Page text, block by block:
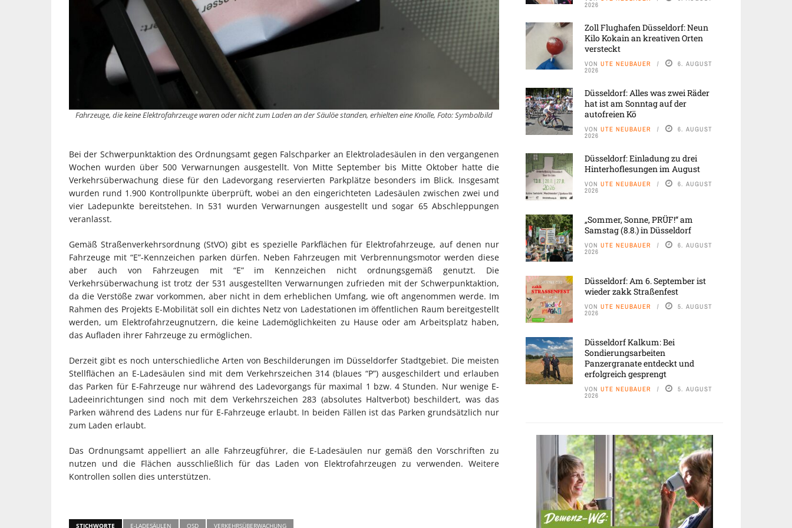
Fahrzeuge, die keine Elektrofahrzeuge waren oder nicht zum Laden an der Säulöe standen, erhielten eine Knolle, Foto: Symbolbild
Bei der Schwerpunktaktion des Ordnungsamt gegen Falschparker an Elektroladesäulen in den vergangenen
Wochen wurden über 500 Verwarnungen ausgestellt. Von Mitte September bis Mitte Oktober hatte die
Verkehrsüberwachung diese für den Ladevorgang reservierten Parkplätze besonders im Blick. Insgesamt
wurden rund 1.900 Kontrollpunkte überprüft, wobei an den eingerichteten Ladesäulen zwischen zwei und
vier Ladepunkte bereitstehen. In 531 wurden Verwarnungen ausgestellt und sogar 65 Abschleppungen
veranlasst.
Gemäß Straßenverkehrsordnung (StVO) gibt es spezielle Parkflächen für Elektrofahrzeuge, auf denen nur
Fahrzeuge mit “E”-Kennzeichen parken dürfen. Neben Fahrzeugen mit Verbrennungsmotor werden diese
aber auch von Fahrzeugen mit “E” im Kennzeichen nicht ordnungsgemäß genutzt. Die
Verkehrsüberwachung ist trotz der 531 ausgestellten Verwarnungen zufrieden mit der Schwerpunktaktion,
da die Verstöße zwar vorkommen, aber nicht in dem erheblichen Umfang, wie oft angenommen werde. Im
Rahmen des Projekts E-Mobilität soll ein dichtes Netz von Ladestationen im öffentlichen Raum bereitgestellt
werden, um Elektrofahrzeugnutzern, die keine Lademöglichkeiten zu Hause oder am Arbeitsplatz haben,
das Aufladen ihrer Fahrzeuge zu ermöglichen.
Derzeit gibt es noch unterschiedliche Arten von Beschilderungen im Düsseldorfer Stadtgebiet. Die meisten
Stellflächen an E-Ladesäulen sind mit dem Verkehrszeichen 314 (blaues “P”) ausgeschildert und erlauben
das Parken für E-Fahrzeuge nur während des Ladevorgangs für maximal 1 bzw. 4 Stunden. Nur wenige E-
Ladeeinrichtungen sind noch mit dem Verkehrszeichen 283 (absolutes Haltverbot) beschildert, was das
Parken während des Ladens nur für E-Fahrzeuge erlaubt. In beiden Fällen ist das Parken grundsätzlich nur
zum Laden erlaubt.
Das Ordnungsamt appelliert an alle Fahrzeugführer, die E-Ladesäulen nur gemäß den Vorschriften zu
nutzen und die Flächen ausschließlich für das Laden von Elektrofahrzeugen zu verwenden. Weitere
Kontrollen sollen dies unterstützen.
STICHWORTE E-LADESÄULEN OSD VERKEHRSÜBERWACHUNG
2026
Zoll Flughafen Düsseldorf: Neun
Kilo Kokain an kreativen Orten
versteckt
VON UTE NEUBAUER 6. AUGUST
2026
Düsseldorf: Alles was zwei Räder
hat ist am Sonntag auf der
autofreien Kö
VON UTE NEUBAUER 6. AUGUST
2026
Düsseldorf: Einladung zu drei
Hinterhoflesungen im August
VON UTE NEUBAUER 6. AUGUST
2026
„Sommer, Sonne, PRÜF!“ am
Samstag (8.8.) in Düsseldorf
VON UTE NEUBAUER 6. AUGUST
2026
Düsseldorf: Am 6. September ist
wieder zakk Straßenfest
VON UTE NEUBAUER 5. AUGUST
2026
Düsseldorf Kalkum: Bei
Sondierungsarbeiten
Panzergranate entdeckt und
erfolgreich gesprengt
VON UTE NEUBAUER 5. AUGUST
2026